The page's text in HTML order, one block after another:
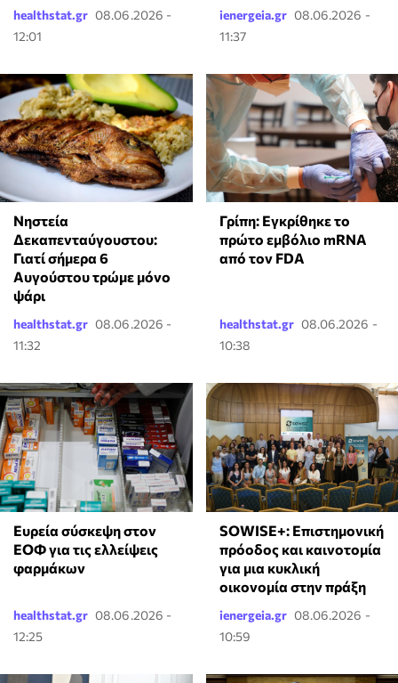
healthstat.gr 08.06.2026 -
12:01
ienergeia.gr 08.06.2026 -
11:37
Νηστεία
Δεκαπενταύγουστου:
Γιατί σήμερα 6
Αυγούστου τρώμε μόνο
ψάρι
healthstat.gr 08.06.2026 -
11:32
Γρίπη: Εγκρίθηκε το
πρώτο εμβόλιο mRNA
από τον FDA
healthstat.gr 08.06.2026 -
10:38
Ευρεία σύσκεψη στον
ΕΟΦ για τις ελλείψεις
φαρμάκων
healthstat.gr 08.06.2026 -
12:25
SOWISE+: Επιστημονική
πρόοδος και καινοτομία
για μια κυκλική
οικονομία στην πράξη
ienergeia.gr 08.06.2026 -
10:59